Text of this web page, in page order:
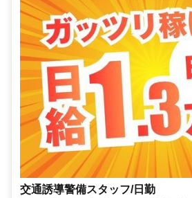
交通誘導警備スタッフ/日勤